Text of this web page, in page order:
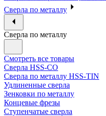
Сверла по металлу
Сверла по металлу
Смотреть все товары
Сверла HSS-CO
Сверла по металлу HSS-TIN
Удлиненные сверла
Зенковки по металлу
Концевые фрезы
Ступенчатые сверла